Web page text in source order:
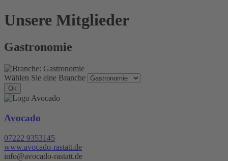
Unsere Mitglieder
Gastronomie
Wählen Sie eine Branche
Avocado
07222 9353145
www.avocado-rastatt.de
info@avocado-rastatt.de